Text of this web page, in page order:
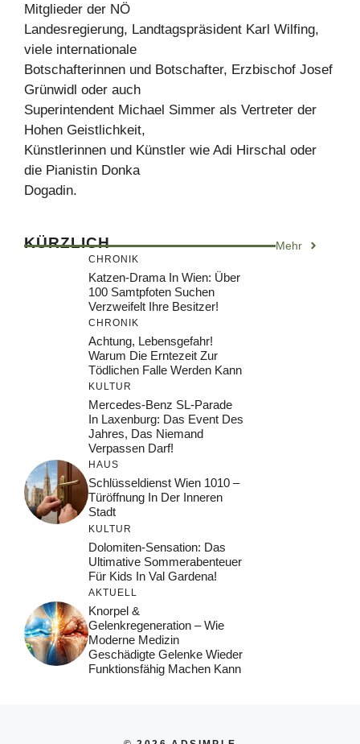
Mitglieder der NÖ
Landesregierung, Landtagspräsident Karl Wilfing,
viele internationale
Botschafterinnen und Botschafter, Erzbischof Josef
Grünwidl oder auch
Superintendent Michael Simmer als Vertreter der
Hohen Geistlichkeit,
Künstlerinnen und Künstler wie Adi Hirschal oder
die Pianistin Donka
Dogadin.
KÜRZLICH Mehr
CHRONIK
Katzen-Drama In Wien: Über
100 Samtpfoten Suchen
Verzweifelt Ihre Besitzer!
CHRONIK
Achtung, Lebensgefahr!
Warum Die Erntezeit Zur
Tödlichen Falle Werden Kann
KULTUR
Mercedes-Benz SL-Parade
In Laxenburg: Das Event Des
Jahres, Das Niemand
Verpassen Darf!
HAUS
Schlüsseldienst Wien 1010 –
Türöffnung In Der Inneren
Stadt
KULTUR
Dolomiten-Sensation: Das
Ultimative Sommerabenteuer
Für Kids In Val Gardena!
AKTUELL
Knorpel &
Gelenkregeneration – Wie
Moderne Medizin
Geschädigte Gelenke Wieder
Funktionsfähig Machen Kann